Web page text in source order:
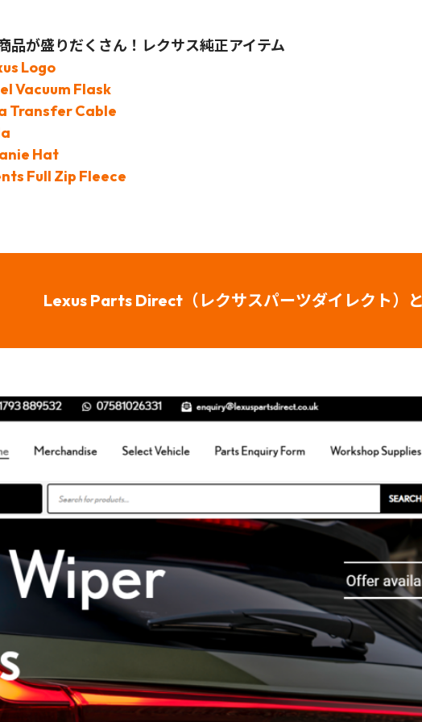
が盛りだくさん！レクサス純正アイテム
Logo
Vacuum Flask
Transfer Cable
Hat
Full Zip Fleece
Lexus Parts Direct（レクサスパーツダイレクト）